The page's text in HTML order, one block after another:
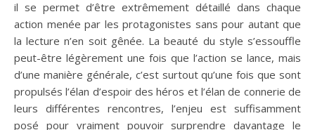
il se permet d’être extrêmement détaillé dans chaque
action menée par les protagonistes sans pour autant que
la lecture n’en soit gênée. La beauté du style s’essouffle
peut-être légèrement une fois que l’action se lance, mais
d’une manière générale, c’est surtout qu’une fois que sont
propulsés l’élan d’espoir des héros et l’élan de connerie de
leurs différentes rencontres, l’enjeu est suffisamment
posé pour vraiment pouvoir surprendre davantage le